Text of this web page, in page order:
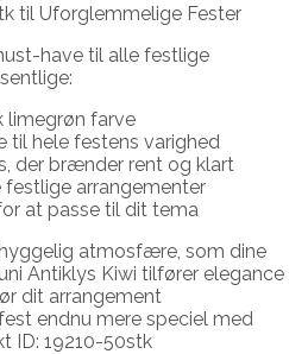
til Uforglemmelige Fester
have til alle festlige
limegrøn farve
til hele festens varighed
der brænder rent og klart
festlige arrangementer
at passe til dit tema
atmosfære, som dine
Antiklys Kiwi tilfører elegance
dit arrangement
endnu mere speciel med
ID: 19210-50stk